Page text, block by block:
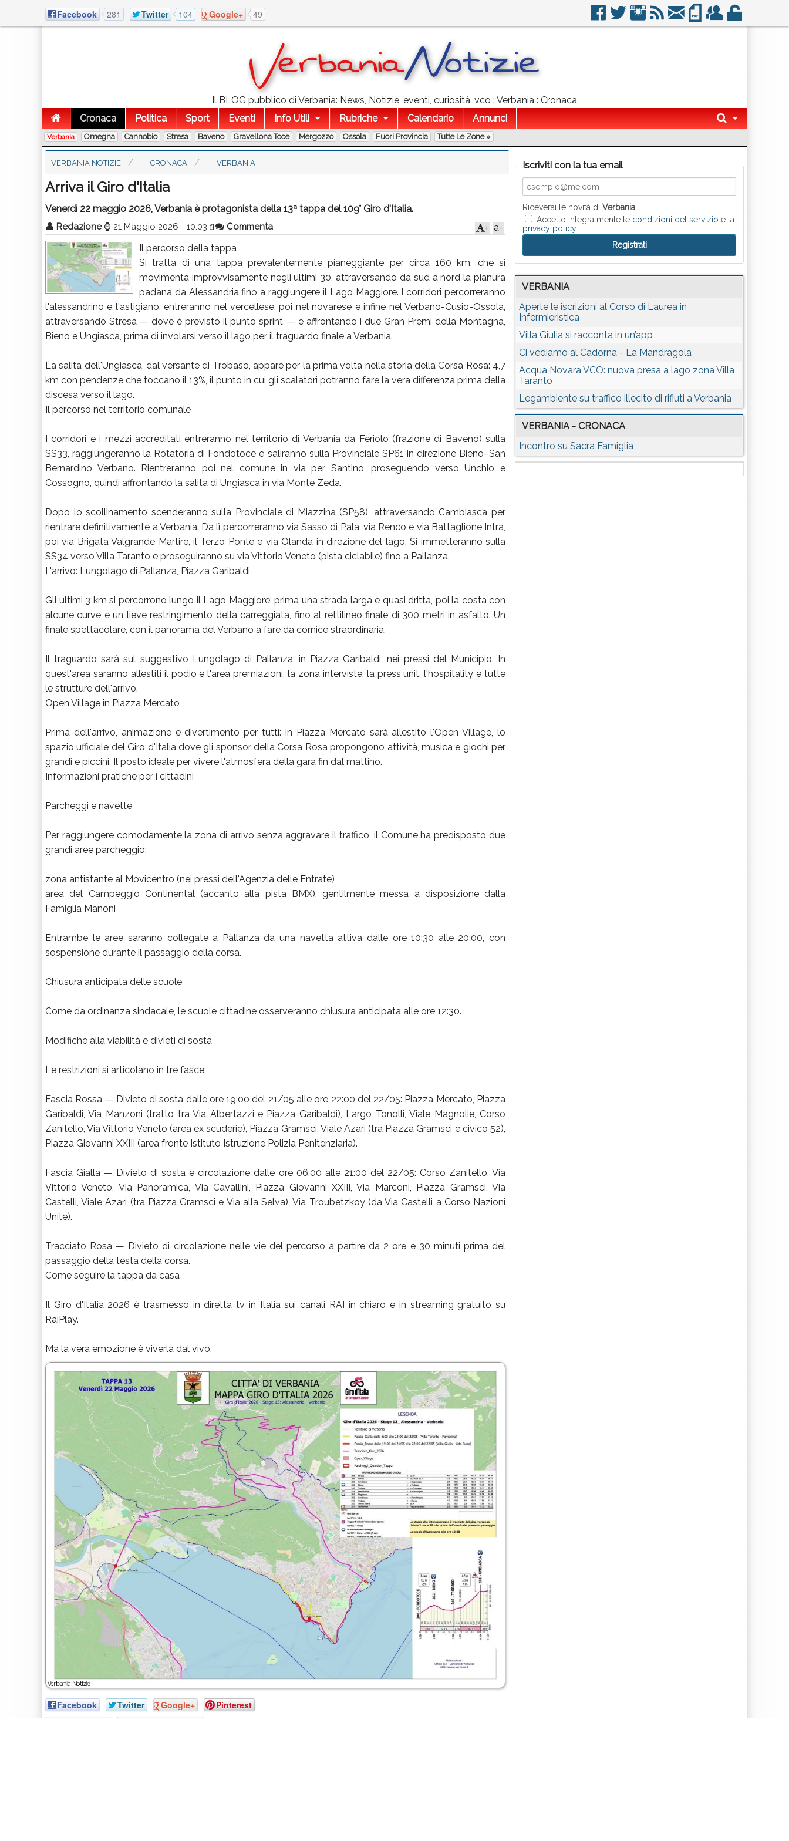
Facebook 281 Twitter 104 Google+ 49
Il BLOG pubblico di Verbania: News, Notizie, eventi, curiosità, vco : Verbania : Cronaca
Cronaca
Politica Sport Eventi Info Utili Rubriche Calendario Annunci
Verbania Omegna Cannobio Stresa Baveno Gravellona Toce Mergozzo Ossola Fuori Provincia Tutte Le Zone »
VERBANIA NOTIZIE CRONACA VERBANIA
Arriva il Giro d'Italia
Venerdì 22 maggio 2026, Verbania è protagonista della 13ª tappa del 109° Giro d'Italia.
👤 Redazione ⌚ 21 Maggio 2026 - 10:03 Commenta a-
+
Il percorso della tappa
Si tratta di una tappa prevalentemente pianeggiante per circa 160 km, che si
movimenta improvvisamente negli ultimi 30, attraversando da sud a nord la pianura
padana da Alessandria fino a raggiungere il Lago Maggiore. I corridori percorreranno
l'alessandrino e l'astigiano, entreranno nel vercellese, poi nel novarese e infine nel Verbano-Cusio-Ossola,
attraversando Stresa — dove è previsto il punto sprint — e affrontando i due Gran Premi della Montagna,
Bieno e Ungiasca, prima di involarsi verso il lago per il traguardo finale a Verbania.
La salita dell'Ungiasca, dal versante di Trobaso, appare per la prima volta nella storia della Corsa Rosa: 4,7
km con pendenze che toccano il 13%, il punto in cui gli scalatori potranno fare la vera differenza prima della
discesa verso il lago.
Il percorso nel territorio comunale
I corridori e i mezzi accreditati entreranno nel territorio di Verbania da Feriolo (frazione di Baveno) sulla
SS33, raggiungeranno la Rotatoria di Fondotoce e saliranno sulla Provinciale SP61 in direzione Bieno–San
Bernardino Verbano. Rientreranno poi nel comune in via per Santino, proseguendo verso Unchio e
Cossogno, quindi affrontando la salita di Ungiasca in via Monte Zeda.
Dopo lo scollinamento scenderanno sulla Provinciale di Miazzina (SP58), attraversando Cambiasca per
rientrare definitivamente a Verbania. Da lì percorreranno via Sasso di Pala, via Renco e via Battaglione Intra,
poi via Brigata Valgrande Martire, il Terzo Ponte e via Olanda in direzione del lago. Si immetteranno sulla
SS34 verso Villa Taranto e proseguiranno su via Vittorio Veneto (pista ciclabile) fino a Pallanza.
L'arrivo: Lungolago di Pallanza, Piazza Garibaldi
Gli ultimi 3 km si percorrono lungo il Lago Maggiore: prima una strada larga e quasi dritta, poi la costa con
alcune curve e un lieve restringimento della carreggiata, fino al rettilineo finale di 300 metri in asfalto. Un
finale spettacolare, con il panorama del Verbano a fare da cornice straordinaria.
Il traguardo sarà sul suggestivo Lungolago di Pallanza, in Piazza Garibaldi, nei pressi del Municipio. In
quest'area saranno allestiti il podio e l'area premiazioni, la zona interviste, la press unit, l'hospitality e tutte
le strutture dell'arrivo.
Open Village in Piazza Mercato
Prima dell'arrivo, animazione e divertimento per tutti: in Piazza Mercato sarà allestito l'Open Village, lo
spazio ufficiale del Giro d'Italia dove gli sponsor della Corsa Rosa propongono attività, musica e giochi per
grandi e piccini. Il posto ideale per vivere l'atmosfera della gara fin dal mattino.
Informazioni pratiche per i cittadini
Parcheggi e navette
Per raggiungere comodamente la zona di arrivo senza aggravare il traffico, il Comune ha predisposto due
grandi aree parcheggio:
zona antistante al Movicentro (nei pressi dell'Agenzia delle Entrate)
area del Campeggio Continental (accanto alla pista BMX), gentilmente messa a disposizione dalla
Famiglia Manoni
Entrambe le aree saranno collegate a Pallanza da una navetta attiva dalle ore 10:30 alle 20:00, con
sospensione durante il passaggio della corsa.
Chiusura anticipata delle scuole
Come da ordinanza sindacale, le scuole cittadine osserveranno chiusura anticipata alle ore 12:30.
Modifiche alla viabilità e divieti di sosta
Le restrizioni si articolano in tre fasce:
Fascia Rossa — Divieto di sosta dalle ore 19:00 del 21/05 alle ore 22:00 del 22/05: Piazza Mercato, Piazza
Garibaldi, Via Manzoni (tratto tra Via Albertazzi e Piazza Garibaldi), Largo Tonolli, Viale Magnolie, Corso
Zanitello, Via Vittorio Veneto (area ex scuderie), Piazza Gramsci, Viale Azari (tra Piazza Gramsci e civico 52),
Piazza Giovanni XXIII (area fronte Istituto Istruzione Polizia Penitenziaria).
Fascia Gialla — Divieto di sosta e circolazione dalle ore 06:00 alle 21:00 del 22/05: Corso Zanitello, Via
Vittorio Veneto, Via Panoramica, Via Cavallini, Piazza Giovanni XXIII, Via Marconi, Piazza Gramsci, Via
Castelli, Viale Azari (tra Piazza Gramsci e Via alla Selva), Via Troubetzkoy (da Via Castelli a Corso Nazioni
Unite).
Tracciato Rosa — Divieto di circolazione nelle vie del percorso a partire da 2 ore e 30 minuti prima del
passaggio della testa della corsa.
Come seguire la tappa da casa
Il Giro d'Italia 2026 è trasmesso in diretta tv in Italia sui canali RAI in chiaro e in streaming gratuito su
RaiPlay.
Ma la vera emozione è viverla dal vivo.
Facebook Twitter Google+ Pinterest
Iscriviti con la tua email
Riceverai le novità diVerbania
Accetto integralmente le condizioni del servizio e la
privacy policy
VERBANIA
Aperte le iscrizioni al Corso di Laurea in
Infermieristica
Villa Giulia si racconta in un’app
Ci vediamo al Cadorna - La Mandragola
Acqua Novara VCO: nuova presa a lago zona Villa
Taranto
Legambiente su traffico illecito di rifiuti a Verbania
VERBANIA - CRONACA
Incontro su Sacra Famiglia